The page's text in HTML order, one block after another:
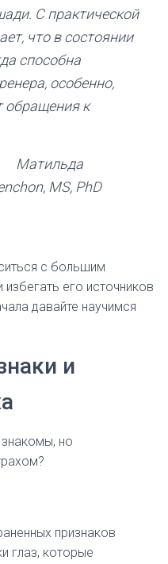
С практической
что в состоянии
способна
особенно,
обращения к
MS, PhD
с большим
его источников
давайте научимся
и
но
признаков
глаз, которые